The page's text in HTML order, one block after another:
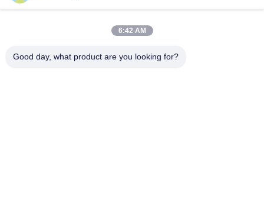
6:42 AM
Good day, what product are you looking for?